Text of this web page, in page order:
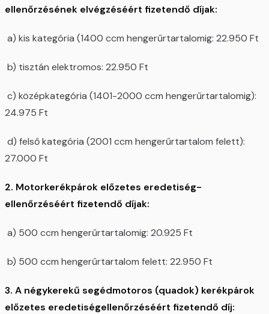
ellenőrzésének elvégzéséért fizetendő díjak:
a) kis kategória (1400 ccm hengerűrtartalomig: 22.950 Ft
b) tisztán elektromos: 22.950 Ft
c) középkategória (1401-2000 ccm hengerűrtartalomig):
24.975 Ft
d) felső kategória (2001 ccm hengerűrtartalom felett):
27.000 Ft
2. Motorkerékpárok előzetes eredetiség-
ellenőrzéséért fizetendő díjak:
a) 500 ccm hengerűrtartalomig: 20.925 Ft
b) 500 ccm hengerűrtartalom felett: 22.950 Ft
3. A négykerekű segédmotoros (quadok) kerékpárok
előzetes eredetiségellenőrzéséért fizetendő díj: